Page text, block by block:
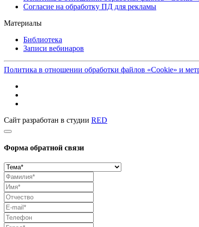
Согласие на обработку ПД для рекламы
Материалы
Библиотека
Записи вебинаров
Политика в отношении обработки файлов «Cookie» и
Сайт разработан в студии RED
Форма обратной связи